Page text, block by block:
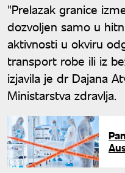
"Prelazak granice
dozvoljen samo u
aktivnosti u okviru
transport robe ili iz
izjavila je dr Dajana
Ministarstva zdravlja.